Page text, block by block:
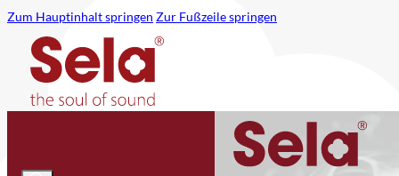
Zum Hauptinhalt springen Zur Fußzeile springen